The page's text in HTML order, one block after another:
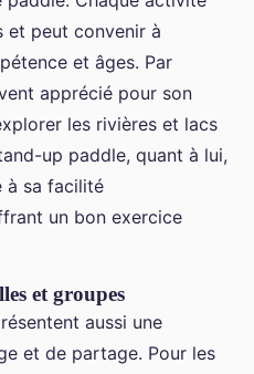
et peut convenir à
et âges. Par
apprécié pour son
les rivières et lacs
up paddle, quant à lui,
à sa facilité
un bon exercice
et groupes
aussi une
et de partage. Pour les